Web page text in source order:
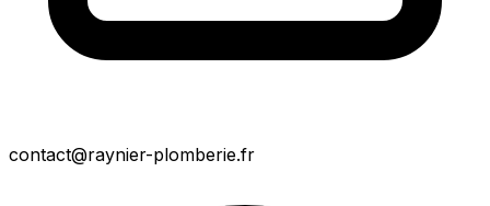
contact@raynier-plomberie.fr